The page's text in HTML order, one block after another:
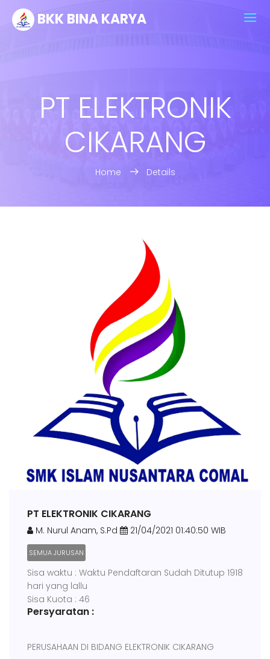
BKK BINA KARYA
PT ELEKTRONIK
CIKARANG
Home Details
PT ELEKTRONIK CIKARANG
M. Nurul Anam, S.Pd 21/04/2021 01:40:50 WIB
SEMUA JURUSAN
Sisa waktu : Waktu Pendaftaran Sudah Ditutup 1918
hari yang lallu
Sisa Kuota : 46
Persyaratan :
PERUSAHAAN DI BIDANG ELEKTRONIK CIKARANG